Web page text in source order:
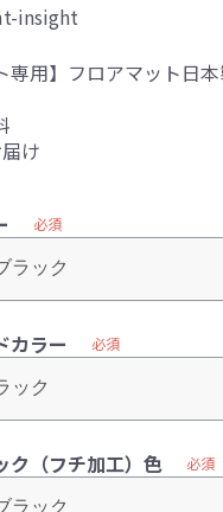
insight
専用】フロアマット日
け
必須
カラー 必須
ク（フチ加工）色 必須